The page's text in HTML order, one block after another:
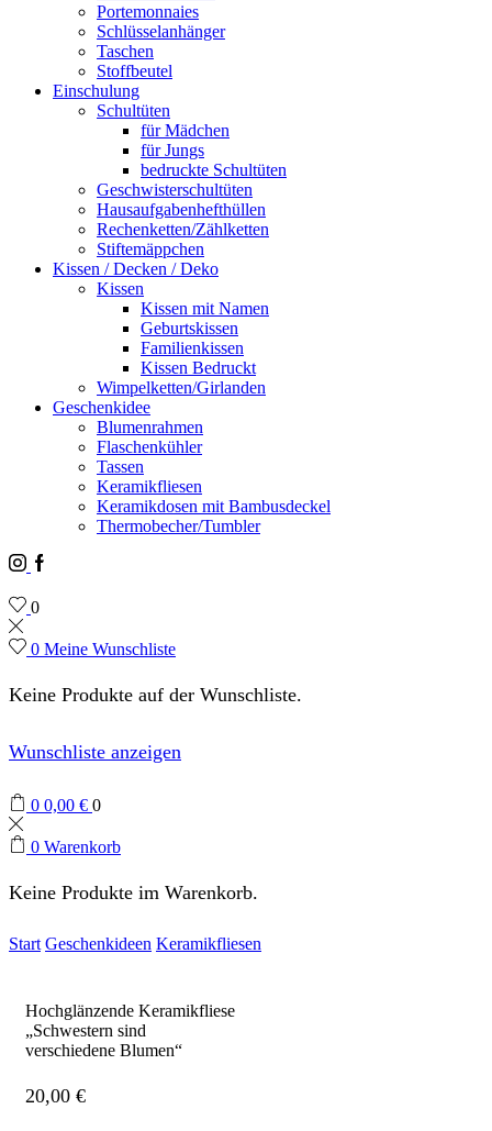
Portemonnaies
Schlüsselanhänger
Taschen
Stoffbeutel
Einschulung
Schultüten
für Mädchen
für Jungs
bedruckte Schultüten
Geschwisterschultüten
Hausaufgabenhefthüllen
Rechenketten/Zählketten
Stiftemäppchen
Kissen / Decken / Deko
Kissen
Kissen mit Namen
Geburtskissen
Familienkissen
Kissen Bedruckt
Wimpelketten/Girlanden
Geschenkidee
Blumenrahmen
Flaschenkühler
Tassen
Keramikfliesen
Keramikdosen mit Bambusdeckel
Thermobecher/Tumbler
Instagram
Facebook
0
0 Meine Wunschliste
Keine Produkte auf der Wunschliste.
Wunschliste anzeigen
0 0,00 € 0
0 Warenkorb
Keine Produkte im Warenkorb.
Start Geschenkideen Keramikfliesen
Hochglänzende Keramikfliese
„Schwestern sind
verschiedene Blumen“
20,00 €